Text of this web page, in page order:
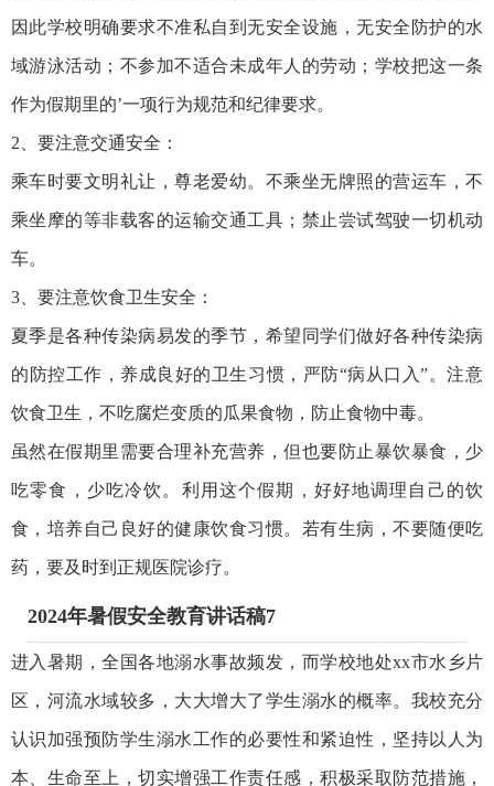
因此学校明确要求不准私自到无安全设施，无安全防护的水
域游泳活动；不参加不适合未成年人的劳动；学校把这一条
作为假期里的’一项行为规范和纪律要求。
2、要注意交通安全：
乘车时要文明礼让，尊老爱幼。不乘坐无牌照的营运车，不
乘坐摩的等非载客的运输交通工具；禁止尝试驾驶一切机动
车。
3、要注意饮食卫生安全：
夏季是各种传染病易发的季节，希望同学们做好各种传染病
的防控工作，养成良好的卫生习惯，严防“病从口入”。注意
饮食卫生，不吃腐烂变质的瓜果食物，防止食物中毒。
虽然在假期里需要合理补充营养，但也要防止暴饮暴食，少
吃零食，少吃冷饮。利用这个假期，好好地调理自己的饮
食，培养自己良好的健康饮食习惯。若有生病，不要随便吃
药，要及时到正规医院诊疗。
2024年暑假安全教育讲话稿7
进入暑期，全国各地溺水事故频发，而学校地处xx市水乡片
区，河流水域较多，大大增大了学生溺水的概率。我校充分
认识加强预防学生溺水工作的必要性和紧迫性，坚持以人为
本、生命至上，切实增强工作责任感，积极采取防范措施，